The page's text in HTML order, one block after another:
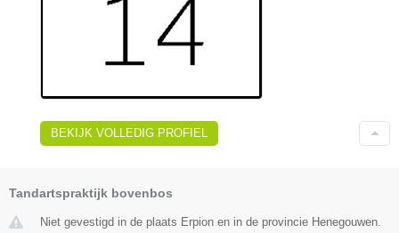
BEKIJK VOLLEDIG PROFIEL
Tandartspraktijk bovenbos
Niet gevestigd in de plaats Erpion en in de provincie Henegouwen.